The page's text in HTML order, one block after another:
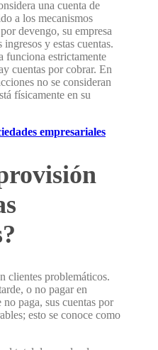
una cuenta de
a los mecanismos
devengo, su empresa
y estas cuentas.
funciona estrictamente
cuentas por cobrar. En
no se consideran
físicamente en su
empresariales
clientes problemáticos.
o no pagar en
paga, sus cuentas por
esto se conoce como